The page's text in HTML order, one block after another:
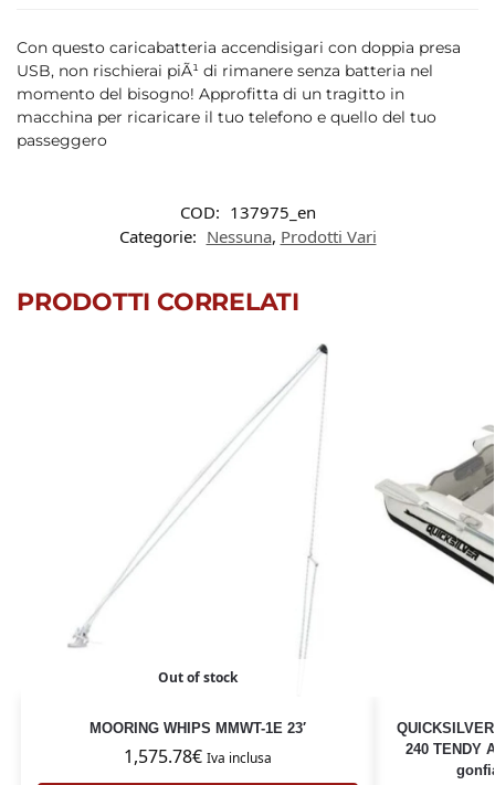
Con questo caricabatteria accendisigari con doppia presa
USB, non rischierai piÃ¹ di rimanere senza batteria nel
momento del bisogno! Approfitta di un tragitto in
macchina per ricaricare il tuo telefono e quello del tuo
passeggero
COD: 137975_en
Categorie: Nessuna, Prodotti Vari
PRODOTTI CORRELATI
Out of stock
MOORING WHIPS MMWT-1E 23′
1,575.78€ Iva inclusa
240 TENDY